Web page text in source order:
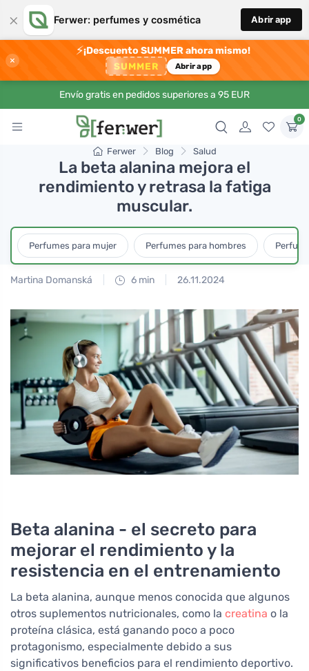
× Ferwer: perfumes y cosmética Abrir app
×
⚡¡Descuento SUMMER ahora mismo!
SUMMER Abrir app
Envío gratis en pedidos superiores a 95 EUR
0
Ferwer Blog Salud
La beta alanina mejora el
rendimiento y retrasa la fatiga
muscular.
Perfumes para mujer Perfumes para hombres
Martina Domanská 6 min 26.11.2024
Beta alanina - el secreto para
mejorar el rendimiento y la
resistencia en el entrenamiento
La beta alanina, aunque menos conocida que algunos
otros suplementos nutricionales, como la creatina o la
proteína clásica, está ganando poco a poco
protagonismo, especialmente debido a sus
significativos beneficios para el rendimiento deportivo.